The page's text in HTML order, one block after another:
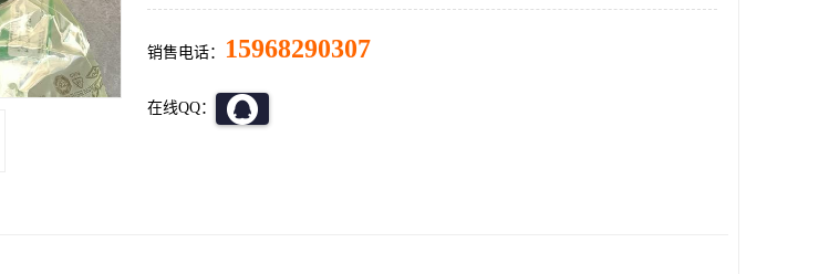
销售电话： 15968290307
在线QQ：